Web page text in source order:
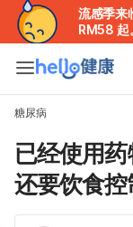
流感季来
RM58 起。
糖尿病
已经使用
还要饮食控